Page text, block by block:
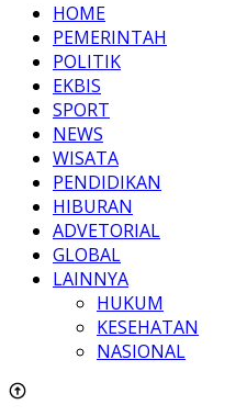
HOME
PEMERINTAH
POLITIK
EKBIS
SPORT
NEWS
WISATA
PENDIDIKAN
HIBURAN
ADVETORIAL
GLOBAL
LAINNYA
HUKUM
KESEHATAN
NASIONAL